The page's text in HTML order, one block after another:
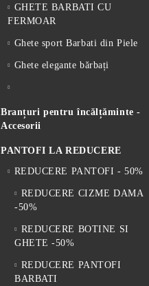
GHETE BARBATI CU
FERMOAR
Ghete sport Barbati din Piele
Ghete elegante bărbați
Branțuri pentru încălțăminte -
Accesorii
PANTOFI LA REDUCERE
REDUCERE PANTOFI - 50%
REDUCERE CIZME DAMA
-50%
REDUCERE BOTINE SI
GHETE -50%
REDUCERE PANTOFI
BARBATI